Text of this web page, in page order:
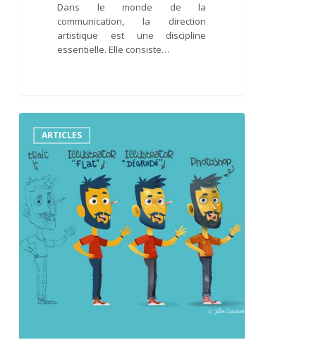
Dans le monde de la
communication, la direction
artistique est une discipline
essentielle. Elle consiste…
Illustrateur
vectorielARTICLES